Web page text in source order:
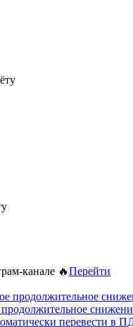
канале 🔥Перейти